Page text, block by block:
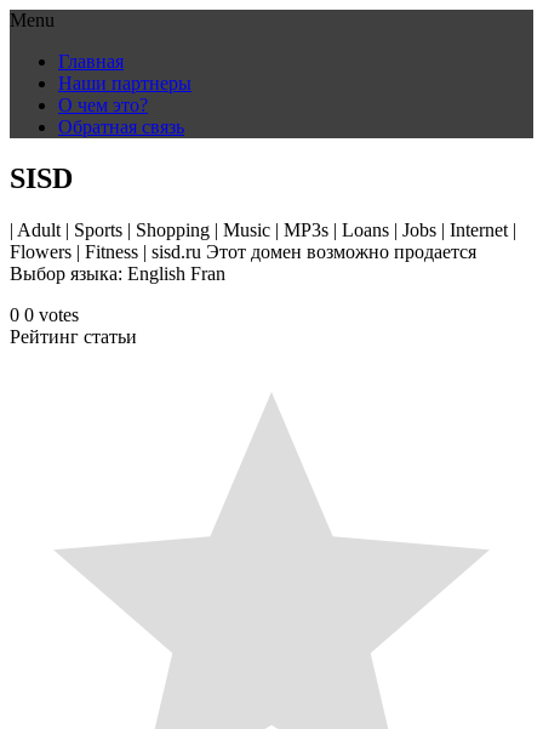
Menu
content
Главная
Наши партнеры
О чем это?
Обратная связь
SISD
| Adult | Sports | Shopping | Music | MP3s | Loans | Jobs | Internet |
Flowers | Fitness | sisd.ru Этот домен возможно продается
Выбор языка: English Fran
0 0 votes
Рейтинг статьи